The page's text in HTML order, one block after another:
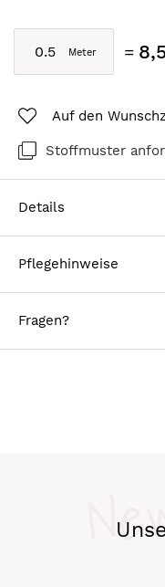
Auf den
Stoffmuster
Details
Pflegehinweise
Fragen?